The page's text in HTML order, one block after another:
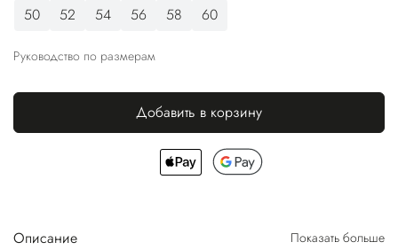
50
52 54 56 58 60
Руководство по размерам
Добавить в корзину
Описание Показать больше